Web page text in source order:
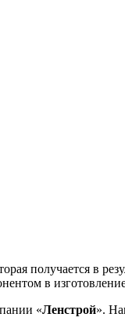
получается в
в
«Ленстрой».